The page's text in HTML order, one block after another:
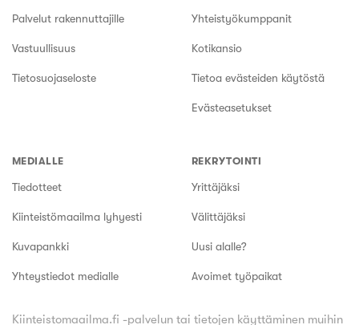
Palvelut rakennuttajille
Vastuullisuus
Tietosuojaseloste
Yhteistyökumppanit
Kotikansio
Tietoa evästeiden käytöstä
Evästeasetukset
MEDIALLE
Tiedotteet
Kiinteistömaailma lyhyesti
Kuvapankki
Yhteystiedot medialle
REKRYTOINTI
Yrittäjäksi
Välittäjäksi
Uusi alalle?
Avoimet työpaikat
Kiinteistomaailma.fi -palvelun tai tietojen käyttäminen muihin